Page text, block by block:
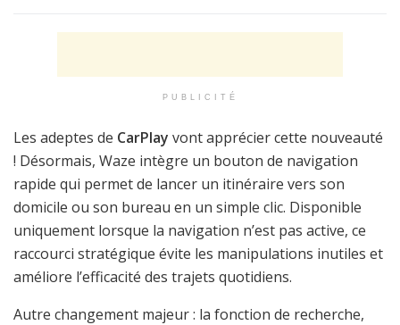
PUBLICITÉ
Les adeptes de CarPlay vont apprécier cette nouveauté
! Désormais, Waze intègre un bouton de navigation
rapide qui permet de lancer un itinéraire vers son
domicile ou son bureau en un simple clic. Disponible
uniquement lorsque la navigation n’est pas active, ce
raccourci stratégique évite les manipulations inutiles et
améliore l’efficacité des trajets quotidiens.
Autre changement majeur : la fonction de recherche,